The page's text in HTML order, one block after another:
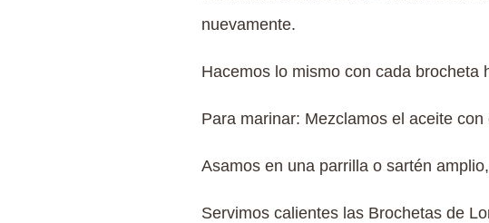
nuevamente.
Hacemos lo mismo con cada brocheta
Para marinar: Mezclamos el aceite
Asamos en una parrilla o sartén
Servimos calientes las Brochetas de